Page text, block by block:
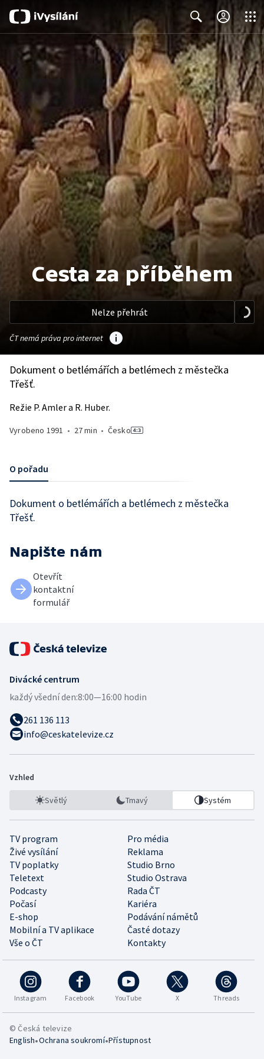
Search Close
Cesta za příběhem
Nelze přehrát
ČT nemá práva pro internet
Dokument o betlémářích a betlémech z městečka
Třešť.
Režie P. Amler a R. Huber.
Vyrobeno 1991 • 27 min • Česko
O pořadu
Dokument o betlémářích a betlémech z městečka
Třešť.
Napište nám
Otevřít
kontaktní
formulář
Divácké centrum
každý všední den:8:00—16:00 hodin
261 136 113
info@ceskatelevize.cz
Vzhled
Světlý Tmavý Systém
TV program
Pro média
Živé vysílání
Reklama
TV poplatky
Studio Brno
Teletext
Studio Ostrava
Podcasty
Rada ČT
Počasí
Kariéra
E-shop
Podávání námětů
Mobilní a TV aplikace
Časté dotazy
Vše o ČT
Kontakty
Instagram Facebook YouTube X Threads
© Česká televize
English•Ochrana soukromí•Přístupnost